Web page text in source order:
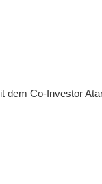
dem Co-Investor